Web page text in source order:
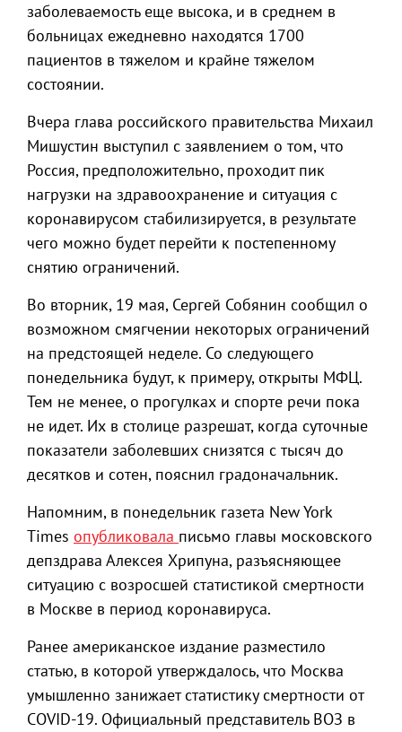
заболеваемость еще высока, и в среднем в
больницах ежедневно находятся 1700
пациентов в тяжелом и крайне тяжелом
состоянии.
Вчера глава российского правительства Михаил
Мишустин выступил с заявлением о том, что
Россия, предположительно, проходит пик
нагрузки на здравоохранение и ситуация с
коронавирусом стабилизируется, в результате
чего можно будет перейти к постепенному
снятию ограничений.
Во вторник, 19 мая, Сергей Собянин сообщил о
возможном смягчении некоторых ограничений
на предстоящей неделе. Со следующего
понедельника будут, к примеру, открыты МФЦ.
Тем не менее, о прогулках и спорте речи пока
не идет. Их в столице разрешат, когда суточные
показатели заболевших снизятся с тысяч до
десятков и сотен, пояснил градоначальник.
Напомним, в понедельник газета New York
Times опубликовала письмо главы московского
депздрава Алексея Хрипуна, разъясняющее
ситуацию с возросшей статистикой смертности
в Москве в период коронавируса.
Ранее американское издание разместило
статью, в которой утверждалось, что Москва
умышленно занижает статистику смертности от
COVID-19. Официальный представитель ВОЗ в